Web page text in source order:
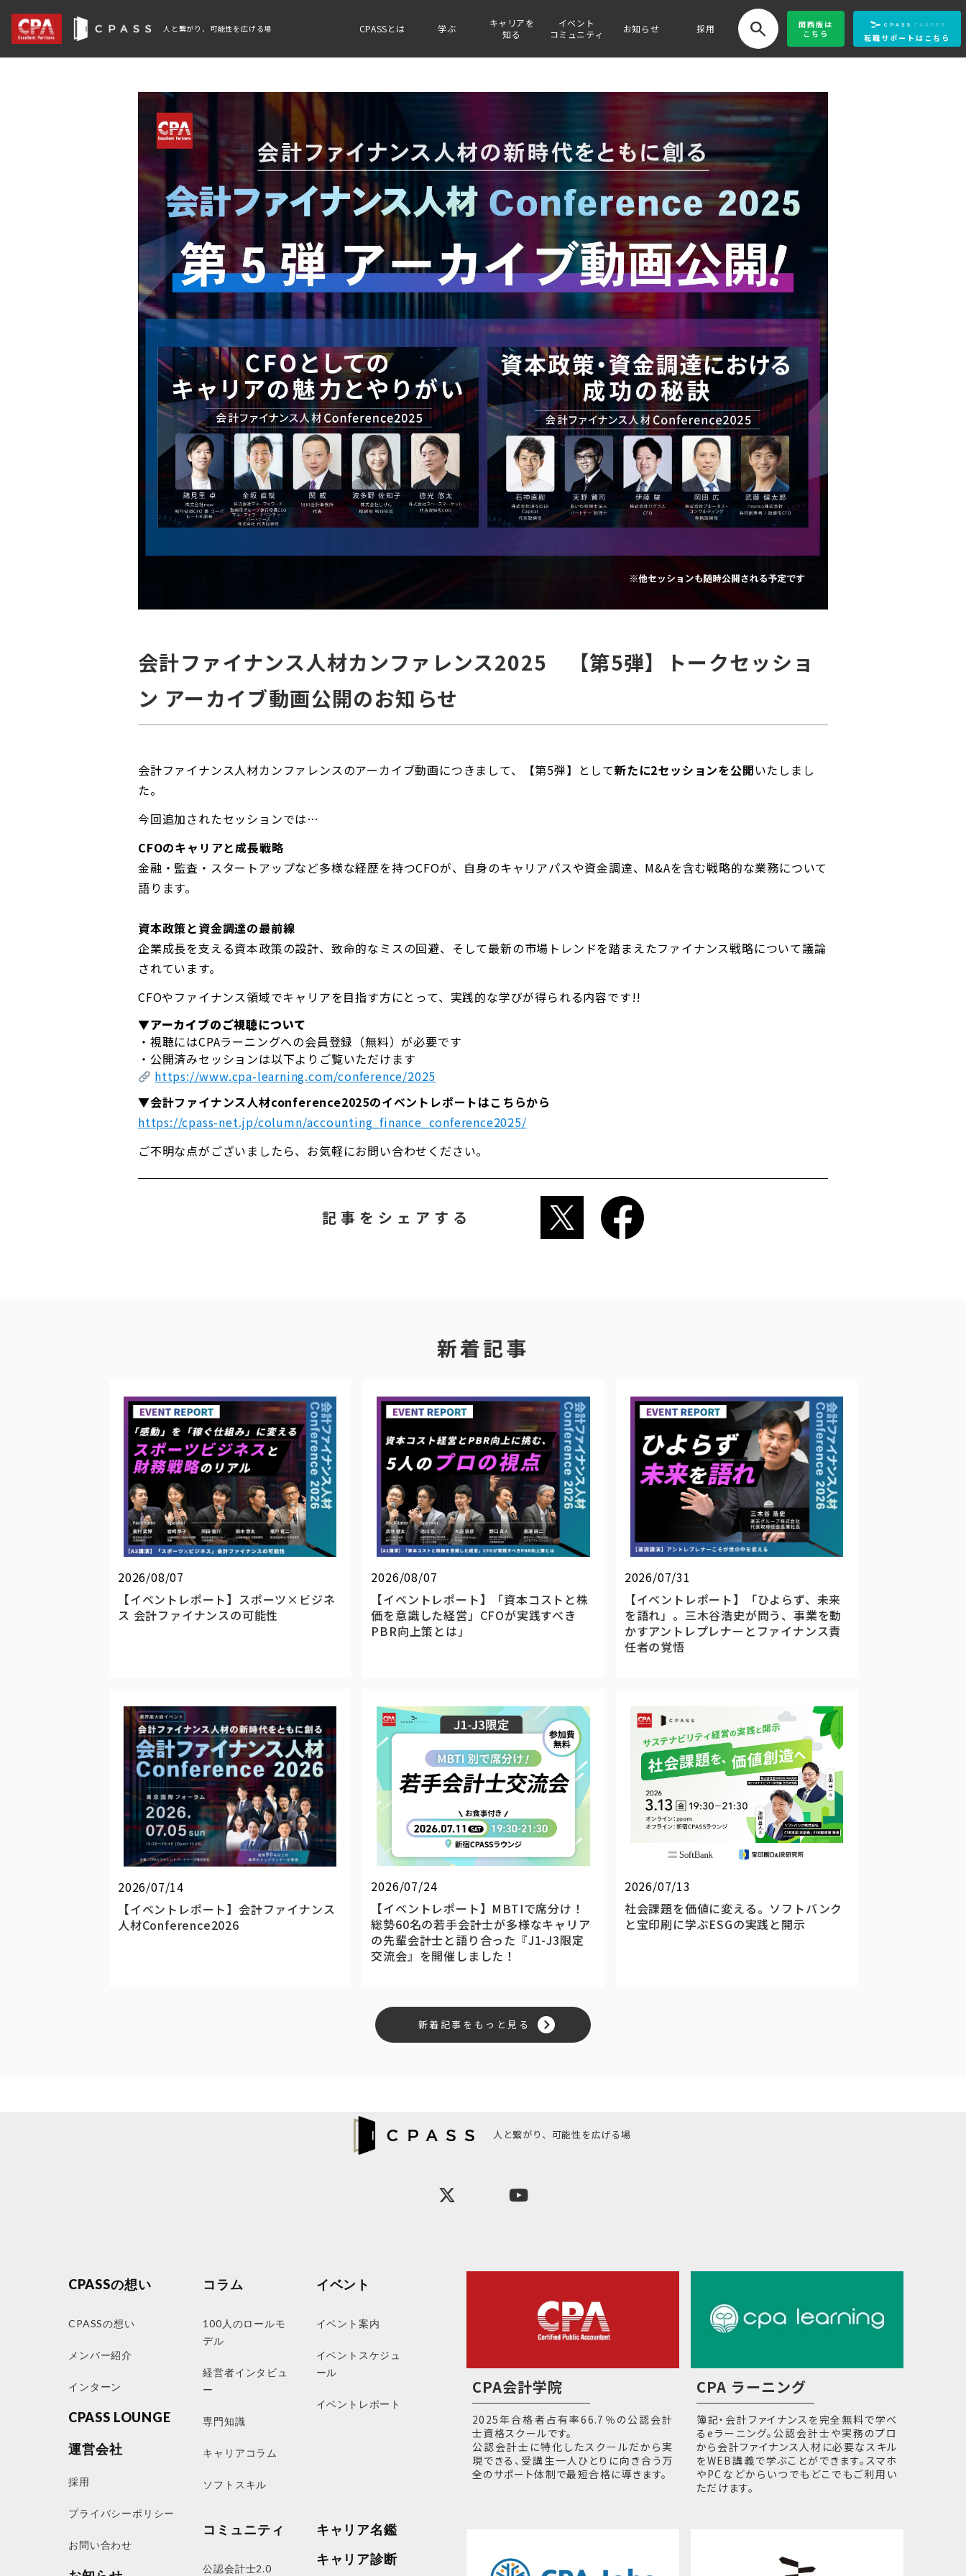
人と繋がり、可能性を広げる場 CPASSとは 学ぶ
キャリアを
知る
イベント
コミュニティ
お知らせ 採用 search 関西版 は
こちら
転職サポートはこちら
会計ファイナンス人材カンファレンス2025 【第5弾】トークセッショ
ン アーカイブ動画公開のお知らせ
会計ファイナンス人材カンファレンスのアーカイブ動画につきまして、【第5弾】として新たに2セッションを公開いたしまし
た。
今回追加されたセッションでは…
CFOのキャリアと成長戦略
金融・監査・スタートアップなど多様な経歴を持つCFOが、自身のキャリアパスや資金調達、M&Aを含む戦略的な業務について
語ります。
資本政策と資金調達の最前線
企業成長を支える資本政策の設計、致命的なミスの回避、そして最新の市場トレンドを踏まえたファイナンス戦略について議論
されています。
CFOやファイナンス領域でキャリアを目指す方にとって、実践的な学びが得られる内容です!!
▼アーカイブのご視聴について
・視聴にはCPAラーニングへの会員登録（無料）が必要です
・公開済みセッションは以下よりご覧いただけます
https://www.cpa-learning.com/conference/2025
▼会計ファイナンス人材conference2025のイベントレポートはこちらから
https://cpass-net.jp/column/accounting_finance_conference2025/
ご不明な点がございましたら、お気軽にお問い合わせください。
記事をシェアする
新着記事
2026/08/07
【イベントレポート】スポーツ×ビジネ
ス 会計ファイナンスの可能性
2026/08/07
【イベントレポート】「資本コストと株
価を意識した経営」CFOが実践すべき
PBR向上策とは」
2026/07/31
【イベントレポート】「ひよらず、未来
を語れ」。三木谷浩史が問う、事業を動
かすアントレプレナーとファイナンス責
任者の覚悟
2026/07/14
【イベントレポート】会計ファイナンス
人材Conference2026
2026/07/24
【イベントレポート】MBTIで席分け！
総勢60名の若手会計士が多様なキャリア
の先輩会計士と語り合った『J1-J3限定
交流会』を開催しました！
2026/07/13
社会課題を価値に変える。ソフトバンク
と宝印刷に学ぶESGの実践と開示
新着記事をもっと見る
人と繋がり、可能性を広げる場
CPASSの想い
CPASSの想い
メンバー紹介
インターン
CPASS LOUNGE
運営会社
採用
プライバシーポリシー
お問い合わせ
コラム
100人のロールモ
デル
経営者インタビュ
ー
専門知識
キャリアコラム
ソフトスキル
イベント
イベント案内
イベントスケジュ
ール
イベントレポート
コミュニティ
公認会計士2.0
キャリア名鑑
キャリア診断
CPA会計学院
2025年合格者占有率66.7％の公認会計
士資格スクールです。
公認会計士に特化したスクールだから実
現できる、受講生一人ひとりに向き合う万
全のサポート体制で最短合格に導きます。
CPA ラーニング
簿記・会計ファイナンスを完全無料で学べ
るeラーニング。公認会計士や実務のプロ
から会計ファイナンス人材に必要なスキル
をWEB講義で学ぶことができます。スマホ
やPCなどからいつでもどこでもご利用い
ただけます。